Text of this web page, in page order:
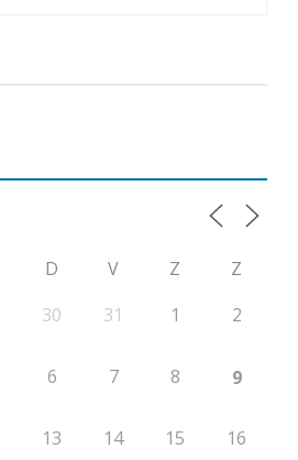
D V Z
Z
30 31 1 2
6 7 8 9
13 14 15 16